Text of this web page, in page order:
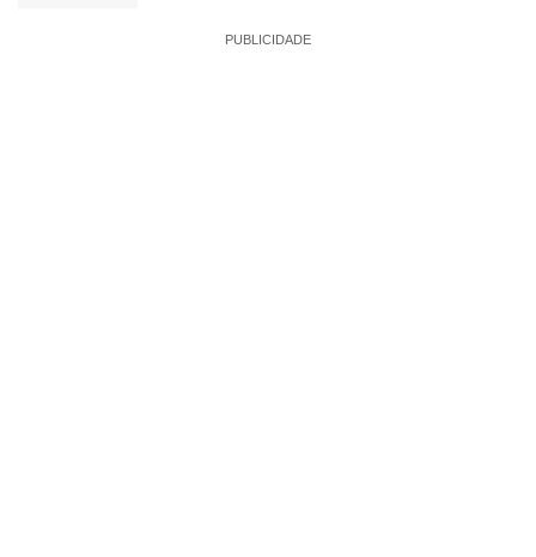
PUBLICIDADE